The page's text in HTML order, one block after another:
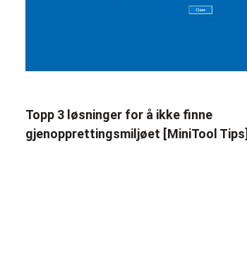
Topp 3 løsninger for å ikke finne
gjenopprettingsmiljøet [MiniTool Tips]